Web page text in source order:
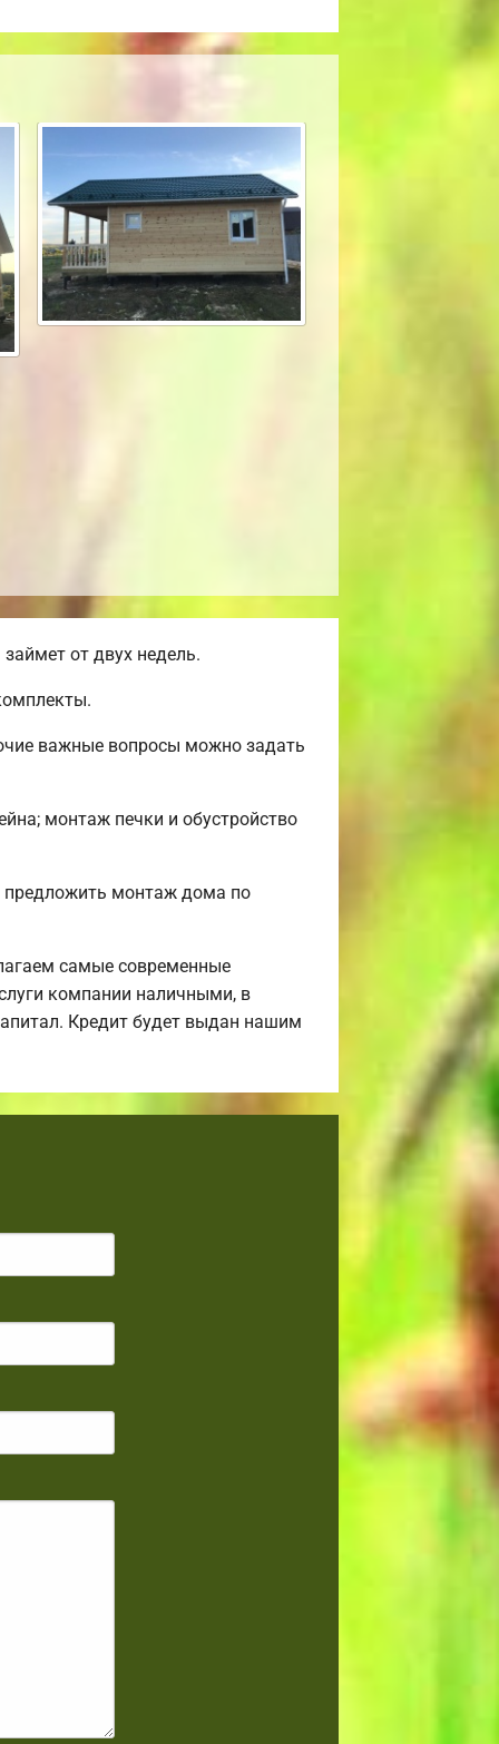
от двух недель.
важные вопросы можно задать
монтаж печки и обустройство
монтаж дома по
самые современные
компании наличными, в
Кредит будет выдан нашим